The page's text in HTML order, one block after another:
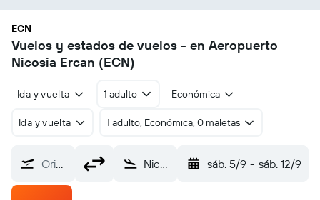
ECN
Vuelos y estados de vuelos - en Aeropuerto
Nicosia Ercan (ECN)
Ida y vuelta 1 adulto Económica
Ida y vuelta 1 adulto, Económica, 0 maletas
Origen Nicosia Ercan (ECN) sáb. 5/9 - sáb. 12/9